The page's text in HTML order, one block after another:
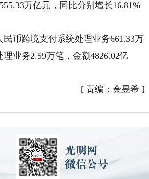
万亿元，同比分别增长16.81%
币跨境支付系统处理业务661.33万
业务2.59万笔，金额4826.02亿
[ 责编：金昱希]